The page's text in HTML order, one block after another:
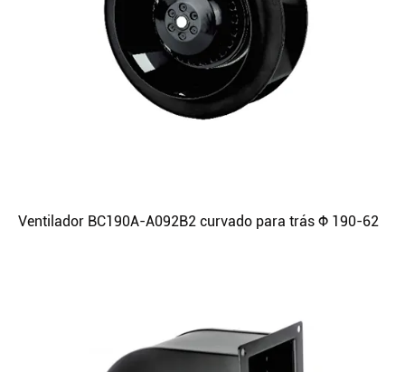
Ventilador BC190A-A092B2 curvado para trás Φ 190-62